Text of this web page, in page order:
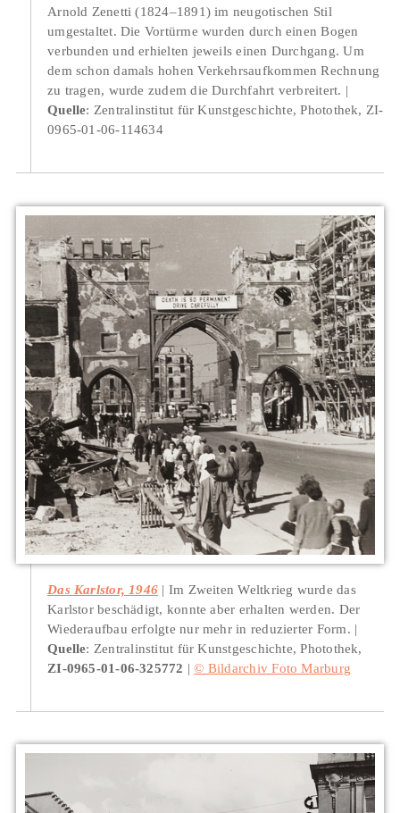
Arnold Zenetti (1824–1891) im neugotischen Stil
umgestaltet. Die Vortürme wurden durch einen Bogen
verbunden und erhielten jeweils einen Durchgang. Um
dem schon damals hohen Verkehrsaufkommen Rechnung
zu tragen, wurde zudem die Durchfahrt verbreitert.
Quelle: Zentralinstitut für Kunstgeschichte, Photothek, ZI-
0965-01-06-114634
Das Karlstor, 1946
Im Zweiten Weltkrieg wurde das
Karlstor beschädigt, konnte aber erhalten werden. Der
Wiederaufbau erfolgte nur mehr in reduzierter Form.
Quelle: Zentralinstitut für Kunstgeschichte, Photothek,
ZI-0965-01-06-325772 |© Bildarchiv Foto Marburg